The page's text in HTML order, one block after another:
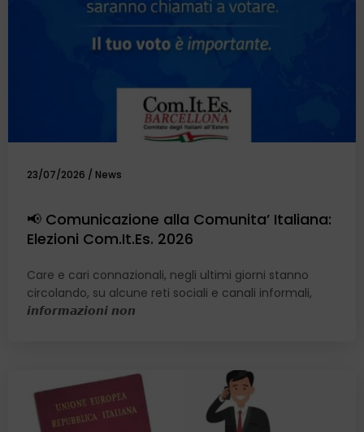
23/07/2026 / News
📢 Comunicazione alla Comunita’ Italiana:
Elezioni Com.It.Es. 2026
Care e cari connazionali, negli ultimi giorni stanno
circolando, su alcune reti sociali e canali informali,
𝙞𝙣𝙛𝙤𝙧𝙢𝙖𝙯𝙞𝙤𝙣𝙞 𝙣𝙤𝙣